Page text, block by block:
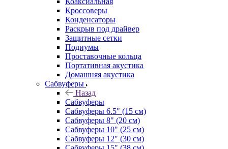
Кроссоверы
Конденсаторы
Раскрыв под драйвер
Защитные сетки
Подиумы
Проставочные кольца
Портативная акустика
Домашняя акустика
Сабвуферы
Назад
Сабвуферы
Сабвуферы 6.5" (15 см)
Сабвуферы 8" (20 см)
Сабвуферы 10" (25 см)
Сабвуферы 12" (30 см)